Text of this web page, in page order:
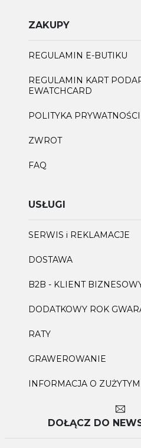
ZAKUPY
REGULAMIN E-BUTIKU
REGULAMIN KART
EWATCHCARD
POLITYKA PRYWATNOŚCI
ZWROT
FAQ
USŁUGI
SERWIS i REKLAMACJE
DOSTAWA
B2B - KLIENT
DODATKOWY ROK
RATY
GRAWEROWANIE
INFORMACJA O
DOŁĄCZ DO